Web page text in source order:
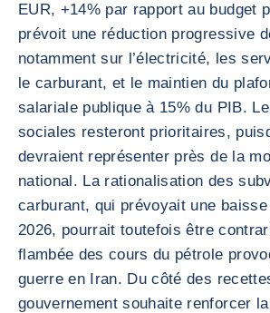
EUR, +14% par rapport au budget
prévoit une réduction progressive
notamment sur l’électricité, les
le carburant, et le maintien du
salariale publique à 15% du PIB.
sociales resteront prioritaires,
devraient représenter près de la
national. La rationalisation des
carburant, qui prévoyait une
2026, pourrait toutefois être
flambée des cours du pétrole
guerre en Iran. Du côté des
gouvernement souhaite renforcer